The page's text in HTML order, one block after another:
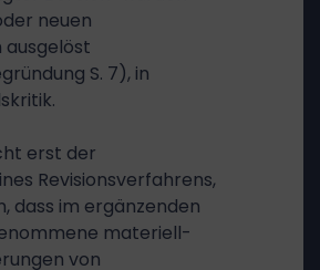
neuen
S. 7), in
erst der
Revisionsverfahrens,
dass im ergänzenden
materiell-
von